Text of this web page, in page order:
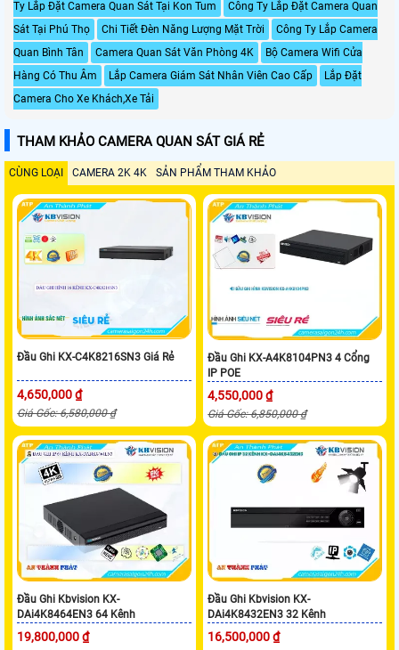
Ty Lắp Đặt Camera Quan Sát Tại Kon Tum
Công Ty Lắp Đặt Camera Quan
Sát Tại Phú Thọ
Chi Tiết Đèn Năng Lượng Mặt Trời
Công Ty Lắp Camera
Quan Bình Tân
Camera Quan Sát Văn Phòng 4K
Bộ Camera Wifi Cửa
Hàng Có Thu Âm
Lắp Camera Giám Sát Nhân Viên Cao Cấp
Lắp Đặt
Camera Cho Xe Khách,Xe Tải
THAM KHẢO CAMERA QUAN SÁT GIÁ RẺ
CÙNG LOẠI CAMERA 2K 4K SẢN PHẨM THAM KHẢO
Đầu Ghi KX-C4K8216SN3 Giá Rẻ
4,650,000 ₫
Giá Gốc: 6,580,000 ₫
Đầu Ghi KX-A4K8104PN3 4 Cổng
IP POE
4,550,000 ₫
Giá Gốc: 6,850,000 ₫
Đầu Ghi Kbvision KX-
DAi4K8464EN3 64 Kênh
19,800,000 ₫
Đầu Ghi Kbvision KX-
DAi4K8432EN3 32 Kênh
16,500,000 ₫